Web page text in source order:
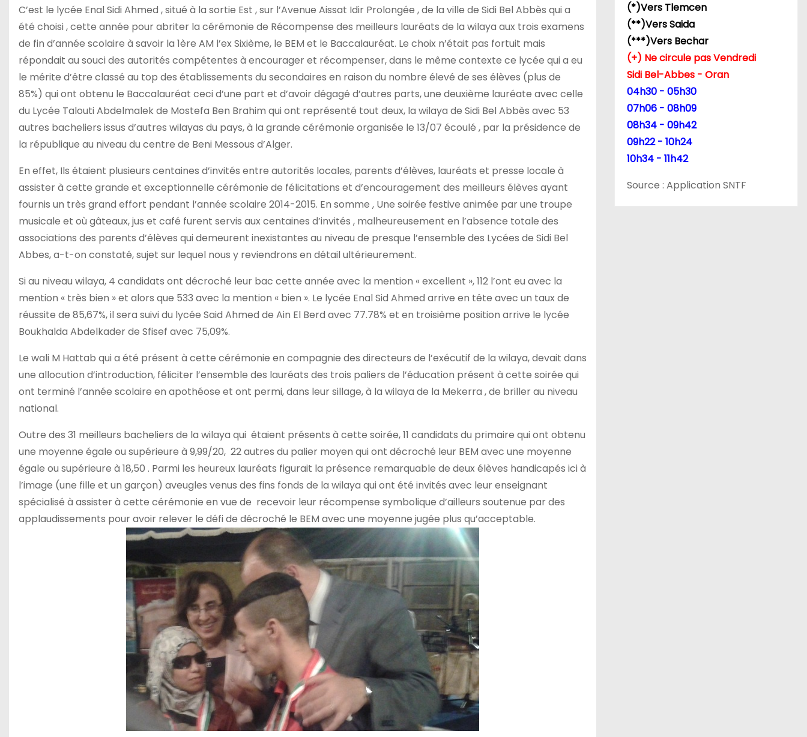
C’est le lycée Enal Sidi Ahmed , situé à la sortie Est , sur l’Avenue Aissat Idir Prolongée , de la ville de Sidi Bel Abbès qui a
été choisi , cette année pour abriter la cérémonie de Récompense des meilleurs lauréats de la wilaya aux trois examens
de fin d’année scolaire à savoir la 1ère AM l’ex Sixième, le BEM et le Baccalauréat. Le choix n’était pas fortuit mais
répondait au souci des autorités compétentes à encourager et récompenser, dans le même contexte ce lycée qui a eu
le mérite d’être classé au top des établissements du secondaires en raison du nombre élevé de ses élèves (plus de
85%) qui ont obtenu le Baccalauréat ceci d’une part et d’avoir dégagé d’autres parts, une deuxième lauréate avec celle
du Lycée Talouti Abdelmalek de Mostefa Ben Brahim qui ont représenté tout deux, la wilaya de Sidi Bel Abbès avec 53
autres bacheliers issus d’autres wilayas du pays, à la grande cérémonie organisée le 13/07 écoulé , par la présidence de
la république au niveau du centre de Beni Messous d’Alger.
En effet, Ils étaient plusieurs centaines d’invités entre autorités locales, parents d’élèves, lauréats et presse locale à
assister à cette grande et exceptionnelle cérémonie de félicitations et d’encouragement des meilleurs élèves ayant
fournis un très grand effort pendant l’année scolaire 2014-2015. En somme , Une soirée festive animée par une troupe
musicale et où gâteaux, jus et café furent servis aux centaines d’invités , malheureusement en l’absence totale des
associations des parents d’élèves qui demeurent inexistantes au niveau de presque l’ensemble des Lycées de Sidi Bel
Abbes, a-t-on constaté, sujet sur lequel nous y reviendrons en détail ultérieurement.
Si au niveau wilaya, 4 candidats ont décroché leur bac cette année avec la mention « excellent », 112 l’ont eu avec la
mention « très bien » et alors que 533 avec la mention « bien ». Le lycée Enal Sid Ahmed arrive en tête avec un taux de
réussite de 85,67%, il sera suivi du lycée Said Ahmed de Ain El Berd avec 77.78% et en troisième position arrive le lycée
Boukhalda Abdelkader de Sfisef avec 75,09%.
Le wali M Hattab qui a été présent à cette cérémonie en compagnie des directeurs de l’exécutif de la wilaya, devait dans
une allocution d’introduction, féliciter l’ensemble des lauréats des trois paliers de l’éducation présent à cette soirée qui
ont terminé l’année scolaire en apothéose et ont permi, dans leur sillage, à la wilaya de la Mekerra , de briller au niveau
national.
Outre des 31 meilleurs bacheliers de la wilaya qui étaient présents à cette soirée, 11 candidats du primaire qui ont obtenu
une moyenne égale ou supérieure à 9,99/20, 22 autres du palier moyen qui ont décroché leur BEM avec une moyenne
égale ou supérieure à 18,50 . Parmi les heureux lauréats figurait la présence remarquable de deux élèves handicapés ici à
l’image (une fille et un garçon) aveugles venus des fins fonds de la wilaya qui ont été invités avec leur enseignant
spécialisé à assister à cette cérémonie en vue de recevoir leur récompense symbolique d’ailleurs soutenue par des
applaudissements pour avoir relever le défi de décroché le BEM avec une moyenne jugée plus qu’acceptable.
(*)Vers Tlemcen
(**)Vers Saida
(***)Vers Bechar
(+) Ne circule pas Vendredi
Sidi Bel-Abbes - Oran
04h30 - 05h30
07h06 - 08h09
08h34 - 09h42
09h22 - 10h24
10h34 - 11h42
Source : Application SNTF